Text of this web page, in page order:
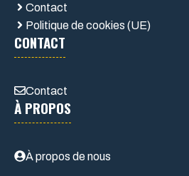
Contact
Politique de cookies (UE)
CONTACT
Contact
À PROPOS
À propos de nous